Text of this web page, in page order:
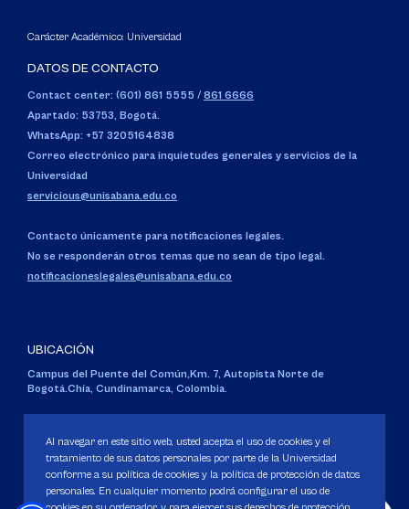
Carácter Académico: Universidad
DATOS DE CONTACTO
Contact center: (601) 861 5555 / 861 6666
Apartado: 53753, Bogotá.
WhatsApp: +57 3205164838
Correo electrónico para inquietudes generales y servicios de la
Universidad
servicious@unisabana.edu.co
Contacto únicamente para notificaciones legales.
No se responderán otros temas que no sean de tipo legal.
notificacioneslegales@unisabana.edu.co
UBICACIÓN
Campus del Puente del Común,Km. 7, Autopista Norte de
Bogotá.Chía, Cundinamarca, Colombia.
Personería Jurídica:Resolución 130 del 14 de enero de 1980.
Ministerio de Educación Nacional.
Al navegar en este sitio web, usted acepta el uso de cookies y el
tratamiento de sus datos personales por parte de la Universidad
conforme a su política de cookies y la política de protección de datos
personales. En cualquier momento podrá configurar el uso de